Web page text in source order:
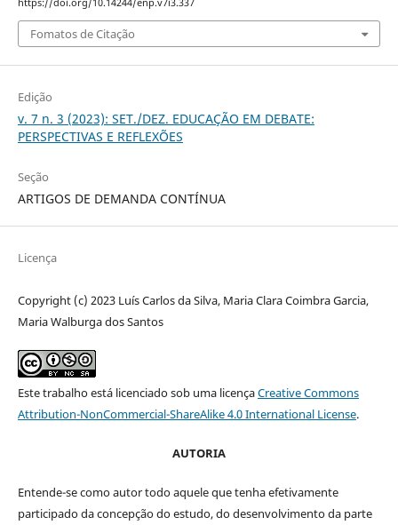
https://doi.org/10.14244/enp.v7i3.337
Fomatos de Citação
Edição
v. 7 n. 3 (2023): SET./DEZ. EDUCAÇÃO EM DEBATE:
PERSPECTIVAS E REFLEXÕES
Seção
ARTIGOS DE DEMANDA CONTÍNUA
Licença
Copyright (c) 2023 Luís Carlos da Silva, Maria Clara Coimbra Garcia,
Maria Walburga dos Santos
Este trabalho está licenciado sob uma licençaCreative Commons
Attribution-NonCommercial-ShareAlike 4.0 International License.
AUTORIA
Entende-se como autor todo aquele que tenha efetivamente
participado da concepção do estudo, do desenvolvimento da parte